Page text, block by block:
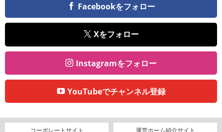
Facebookをフォロー
Xをフォロー
Instagramをフォロー
YouTubeでチャンネル登録